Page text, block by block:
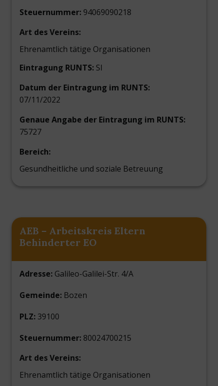
Steuernummer: 94069090218
Art des Vereins:
Ehrenamtlich tätige Organisationen
Eintragung RUNTS: SI
Datum der Eintragung im RUNTS:
07/11/2022
Genaue Angabe der Eintragung im RUNTS:
75727
Bereich:
Gesundheitliche und soziale Betreuung
AEB – Arbeitskreis Eltern
Behinderter EO
Adresse: Galileo-Galilei-Str. 4/A
Gemeinde: Bozen
PLZ: 39100
Steuernummer: 80024700215
Art des Vereins:
Ehrenamtlich tätige Organisationen